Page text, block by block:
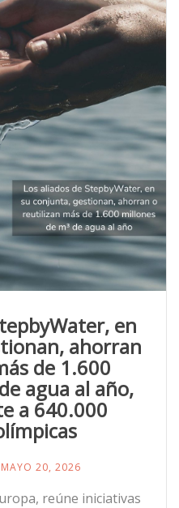
en
ahorran
de 1.600
agua al año,
a 640.000
MAYO 20, 2026
reúne iniciativas